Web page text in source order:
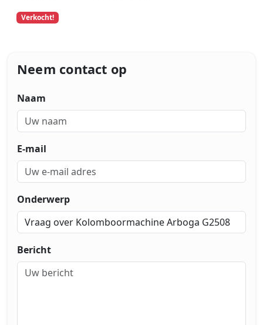
Verkocht!
Neem contact op
Naam
E-mail
Onderwerp
Bericht